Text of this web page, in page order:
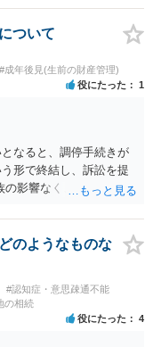
法も考えられますが、
の管理もありますので
さんに特別代理人をつ
見人をつけるよう求め
た方がよいと思いま
ついて
#成年後見(生前の財産管理)
役にたった 1
なると、調停手続きが
形で終結し、訴訟を提
の影響なく、というのは
ってくるかと思われま
うしても限界が出てしま
めいたします。
のようなものな
#認知症・意思疎通不能
の相続
役にたった 4